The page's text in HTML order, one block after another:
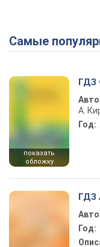
Самые
показать
обложку
ГДЗ
А.
Год:
ГДЗ
Год: